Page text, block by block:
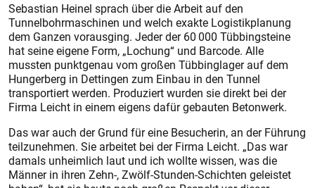
Sebastian Heinel sprach über die Arbeit auf den
Tunnelbohrmaschinen und welch exakte Logistikplanung
dem Ganzen vorausging. Jeder der 60 000 Tübbing­steine
hat seine eigene Form, „Lochung“ und Barcode. Alle
mussten punktgenau vom großen Tübbinglager auf dem
Hungerberg in Dettingen zum Einbau in den Tunnel
transportiert werden. Produziert wurden sie direkt bei der
Firma Leicht in einem eigens dafür gebauten Betonwerk.
Das war auch der Grund für eine Besucherin, an der Führung
teilzunehmen. Sie arbeitet bei der Firma Leicht. „Das war
damals unheimlich laut und ich wollte wissen, was die
Männer in ihren Zehn-, Zwölf-Stunden-Schichten geleistet